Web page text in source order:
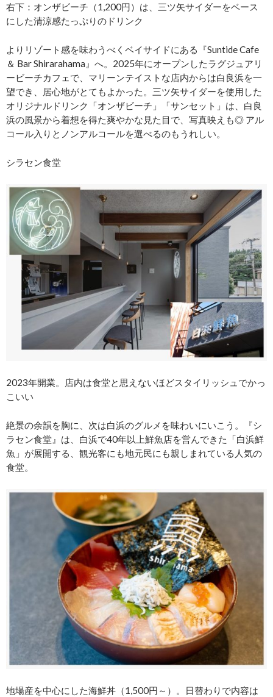
右下：オンザビーチ（1,200円）は、三ツ矢サイダーをベース
にした清涼感たっぷりのドリンク
よりリゾート感を味わうべくベイサイドにある『Suntide Cafe
＆ Bar Shirarahama』へ。2025年にオープンしたラグジュアリ
ービーチカフェで、マリーンテイストな店内からは白良浜を一
望でき、居心地がとてもよかった。三ツ矢サイダーを使用した
オリジナルドリンク「オンザビーチ」「サンセット」は、白良
浜の風景から着想を得た爽やかな見た目で、写真映えも◎ アル
コール入りとノンアルコールを選べるのもうれしい。
シラセン食堂
2023年開業。店内は食堂と思えないほどスタイリッシュでかっ
こいい
絶景の余韻を胸に、次は白浜のグルメを味わいにいこう。『シ
ラセン食堂』は、白浜で40年以上鮮魚店を営んできた「白浜鮮
魚」が展開する、観光客にも地元民にも親しまれている人気の
食堂。
地場産を中心にした海鮮丼（1,500円～）。日替わりで内容は